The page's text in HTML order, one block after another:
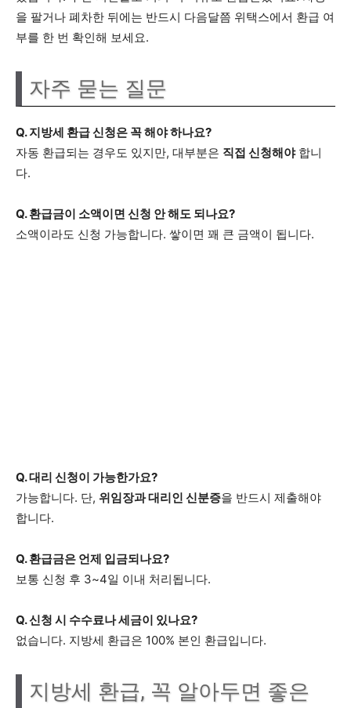
을 팔거나 폐차한 뒤에는 반드시 다음달쯤 위택스에서 환급 여
부를 한 번 확인해 보세요.
자주 묻는 질문
Q. 지방세 환급 신청은 꼭 해야 하나요?
자동 환급되는 경우도 있지만, 대부분은 직접 신청해야합니
다.
Q. 환급금이 소액이면 신청 안 해도 되나요?
소액이라도 신청 가능합니다. 쌓이면 꽤 큰 금액이 됩니다.
Q. 대리 신청이 가능한가요?
가능합니다. 단, 위임장과 대리인 신분증을 반드시 제출해야
합니다.
Q. 환급금은 언제 입금되나요?
보통 신청 후 3~4일 이내 처리됩니다.
Q. 신청 시 수수료나 세금이 있나요?
없습니다. 지방세 환급은 100% 본인 환급입니다.
지방세 환급, 꼭 알아두면 좋은